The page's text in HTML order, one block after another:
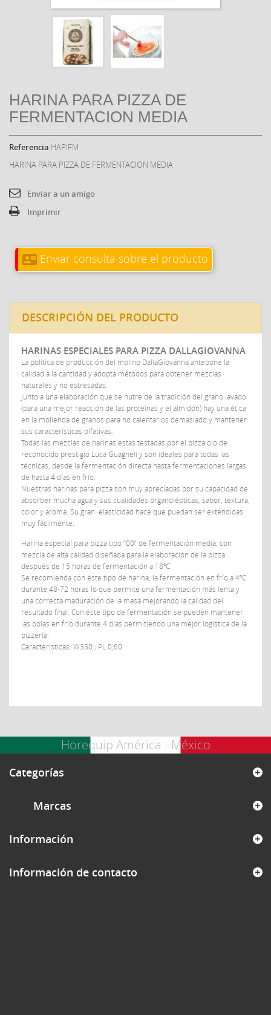
HARINA PARA PIZZA DE
FERMENTACION MEDIA
Referencia HAPIFM
HARINA PARA PIZZA DE FERMENTACION MEDIA
Enviar a un amigo
Imprimir
contact_mail Enviar consulta sobre el producto
DESCRIPCIÓN DEL PRODUCTO
HARINAS ESPECIALES PARA PIZZA DALLAGIOVANNA
La política de producción del molino DallaGiovanna antepone la
calidad a la cantidad y adopta métodos para obtener mezclas
naturales y no estresadas.
Junto a una elaboración que se nutre de la tradición del grano lavado
(para una mejor reacción de las proteínas y el almidón) hay una ética
en la molienda de granos para no calentarlos demasiado y mantener
sus características olfativas.
Todas las mezclas de harinas estas testadas por el pizzaiolo de
reconocido prestigio Luca Guagneli y son ideales para todas las
técnicas, desde la fermentación directa hasta fermentaciones largas
de hasta 4 días en frío.
Nuestras harinas para pizza son muy apreciadas por su capacidad de
absorber mucha agua y sus cualidades organolépticas, sabor, textura,
color y aroma. Su gran elasticidad hace que puedan ser extendidas
muy fácilmente.
Harina especial para pizza tipo “00” de fermentación media, con
mezcla de alta calidad diseñada para la elaboración de la pizza
después de 15 horas de fermentación a 18ºC.
Se recomienda con éste tipo de harina, la fermentación en frío a 4ºC
durante 48-72 horas lo que permite una fermentación más lenta y
una correcta maduración de la masa mejorando la calidad del
resultado final. Con éste tipo de fermentación se pueden mantener
las bolas en frío durante 4 días permitiendo una mejor logística de la
pizzería.
Características: W350 ; PL 0,60
Horequip América - México
Categorías
Marcas
Información
Información de contacto